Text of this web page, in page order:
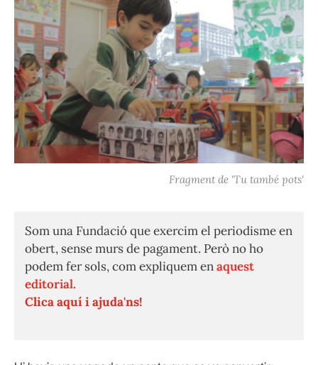
Fragment de 'Tu també pots'
Som una Fundació que exercim el periodisme en
obert, sense murs de pagament. Però no ho
podem fer sols, com expliquem enaquest
editorial.
Clica aquí i ajuda'ns!